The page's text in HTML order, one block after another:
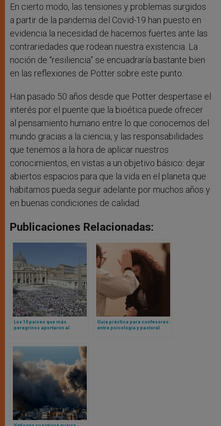
En cierto modo, las tensiones y problemas surgidos
a partir de la pandemia del Covid-19 han puesto en
evidencia la necesidad de hacernos fuertes ante las
contrariedades que rodean nuestra existencia. La
noción de “resiliencia” se encuadraría bastante bien
en las reflexiones de Potter sobre este punto.
Han pasado 50 años desde que Potter despertase el
interés por el puente que la bioética puede ofrecer
al pensamiento humano entre lo que conocemos del
mundo gracias a la ciencia, y las responsabilidades
que tenemos a la hora de aplicar nuestros
conocimientos, en vistas a un objetivo básico: dejar
abiertos espacios para que la vida en el planeta que
habitamos pueda seguir adelante por muchos años y
en buenas condiciones de calidad.
Publicaciones Relacionadas:
Los 10 países que más
peregrinos aportaron al
Guía práctica para confesores:
entre psicología y pastoral.